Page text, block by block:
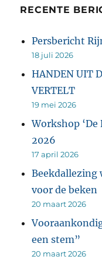
RECENTE
Persbericht
18 juli 2026
HANDEN UIT
VERTELT
19 mei 2026
Workshop ‘De
2026
17 april 2026
Beekdallezing
voor de beken
20 maart 2026
een stem”
20 maart 2026